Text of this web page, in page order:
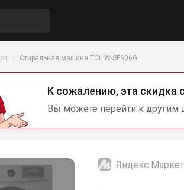
Стиральная машина TCL W-SF606G
К сожалению, эта скидка
Вы можете перейти к
Яндекс Маркет